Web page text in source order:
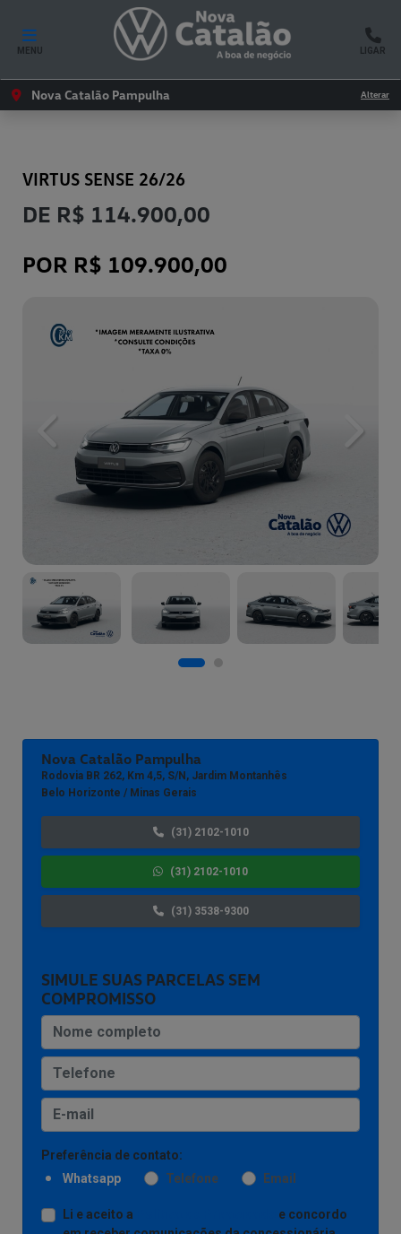
MENU LIGAR
Nova Catalão Pampulha Alterar
VIRTUS SENSE 26/26
DE R$ 114.900,00
POR R$ 109.900,00
Previous Next
Nova Catalão Pampulha
Rodovia BR 262, Km 4,5, S/n, Jardim Montanhês
Belo Horizonte / Minas Gerais
(31) 2102-1010
(31) 2102-1010
(31) 3538-9300
SIMULE SUAS PARCELAS SEM
COMPROMISSO
Preferência de contato:
Whatsapp
Telefone Email
Li e aceito a
e concordo